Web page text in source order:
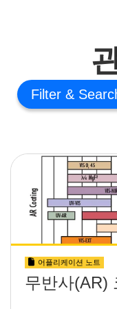
Filter
어플리케이션 노트
무반사(AR)